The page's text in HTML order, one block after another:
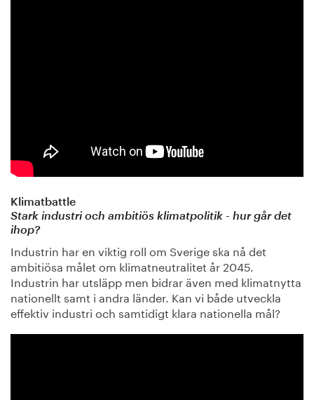
Klimatbattle
Stark industri och ambitiös klimatpolitik - hur går det
ihop?
Industrin har en viktig roll om Sverige ska nå det
ambitiösa målet om klimatneutralitet år 2045.
Industrin har utsläpp men bidrar även med klimatnytta
nationellt samt i andra länder. Kan vi både utveckla
effektiv industri och samtidigt klara nationella mål?